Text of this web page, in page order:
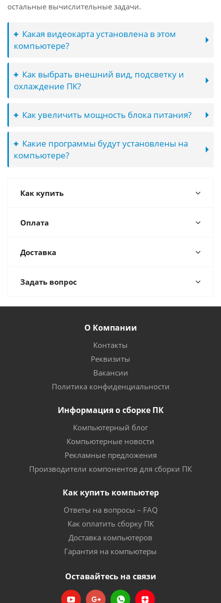
остальные вычислительные задачи.
Какая видеокарта установлена в этом
компьютере?
Как выбрать внешний вид, подсветку и
охлаждение ПК?
Как увеличить мощность блока питания?
Какие программы будут установлены на
компьютере?
Как купить
Оплата
Доставка
Задать вопрос
О Компании
Контакты
Реквизиты
Вакансии
Политика конфиденциальности
Информация о сборке ПК
Компьютерный блог
Компьютерные новости
Рекламные предложения
Производители компонентов для сборки ПК
Как купить компьютер
Ответы на вопросы – FAQ
Как оплатить сборку ПК
Доставка компьютеров
Гарантия на компьютеры
Оставайтесь на связи